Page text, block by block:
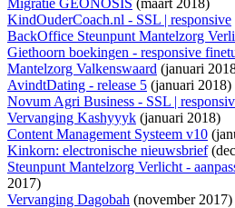
Migratie GEONOSIS (maart 2018)
KindOuderCoach.nl - SSL | responsive
BackOffice Steunpunt Mantelzorg
Giethoorn boekingen - responsive
Mantelzorg Valkenswaard (januari
AvindtDating - release 5 (januari 2018)
Novum Agri Business - SSL |
Vervanging Kashyyyk (januari 2018)
Content Management Systeem v10
Kinkorn: electronische nieuwsbrief
Steunpunt Mantelzorg Verlicht -
2017)
Vervanging Dagobah (november 2017)